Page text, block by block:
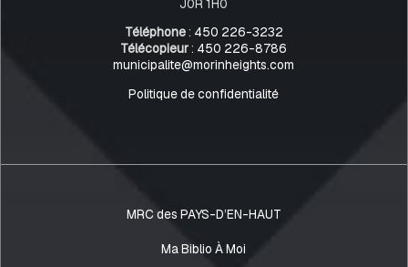
J0R 1H0
Téléphone: 450 226-3232
Télécopieur: 450 226-8786
municipalite@morinheights.com
Politique de confidentialité
MRC des PAYS-D’EN-HAUT
Ma Biblio À Moi